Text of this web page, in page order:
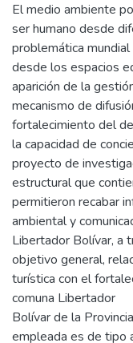
El medio ambiente
ser humano desde
problemática
desde los espacios
aparición de la
mecanismo de
fortalecimiento del
la capacidad de
proyecto de
estructural que
permitieron recabar
ambiental y
Libertador Bolívar, a
objetivo general,
turística con el
comuna Libertador
Bolívar de la
empleada es de tipo